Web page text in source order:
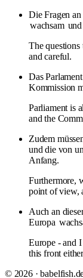
Die Fragen an
wachsam
The questions
and careful.
Das
Kommission
Parliament is
and the
Zudem
und die von
Anfang.
Furthermore,
point of view,
Auch an
Europa
Europe - and
this front
© 2026 ·